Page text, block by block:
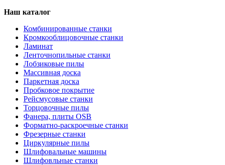
Наш каталог
Комбинированные станки
Кромкооблицовочные станки
Ламинат
Ленточнопильные станки
Лобзиковые пилы
Массивная доска
Паркетная доска
Пробковое покрытие
Рейсмусовые станки
Торцовочные пилы
Фанера, плиты OSB
Форматно-раскроечные станки
Фрезерные станки
Циркулярные пилы
Шлифовальные машины
Шлифовльные станки